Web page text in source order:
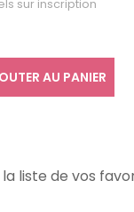
sur inscription
AU PANIER
liste de vos